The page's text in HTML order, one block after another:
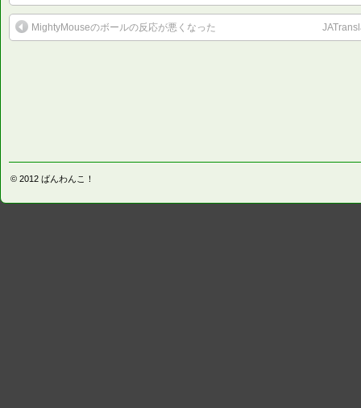
MightyMouseのボールの反応が悪くなった
© 2012 ばんわんこ！